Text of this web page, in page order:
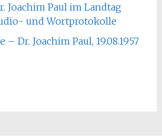
Joachim Paul im Landtag
und Wortprotokolle
Dr. Joachim Paul, 19.08.1957